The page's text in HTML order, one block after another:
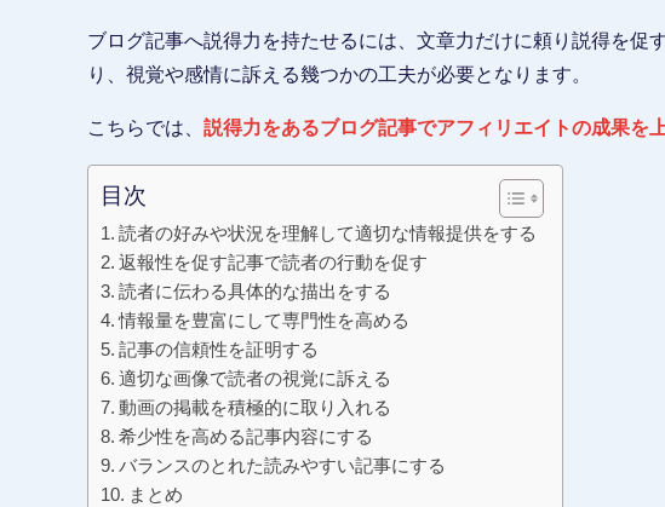
ブログ記事へ説得力を持たせるには、文章力だけに頼り説得を促
り、視覚や感情に訴える幾つかの工夫が必要となります。
こちらでは、 説得力をあるブログ記事でアフィリエイトの成果を
目次
読者の好みや状況を理解して適切な情報提供をする
返報性を促す記事で読者の行動を促す
読者に伝わる具体的な描出をする
情報量を豊富にして専門性を高める
記事の信頼性を証明する
適切な画像で読者の視覚に訴える
動画の掲載を積極的に取り入れる
希少性を高める記事内容にする
バランスのとれた読みやすい記事にする
まとめ